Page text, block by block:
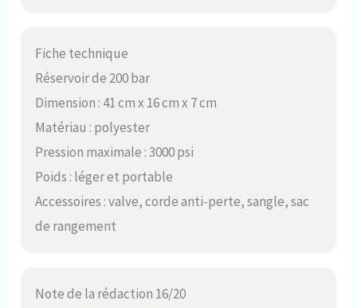
Fiche technique
Réservoir de 200 bar
Dimension : 41 cm x 16 cm x 7 cm
Matériau : polyester
Pression maximale : 3000 psi
Poids : léger et portable
Accessoires : valve, corde anti-perte, sangle, sac
de rangement
Note de la rédaction 16/20